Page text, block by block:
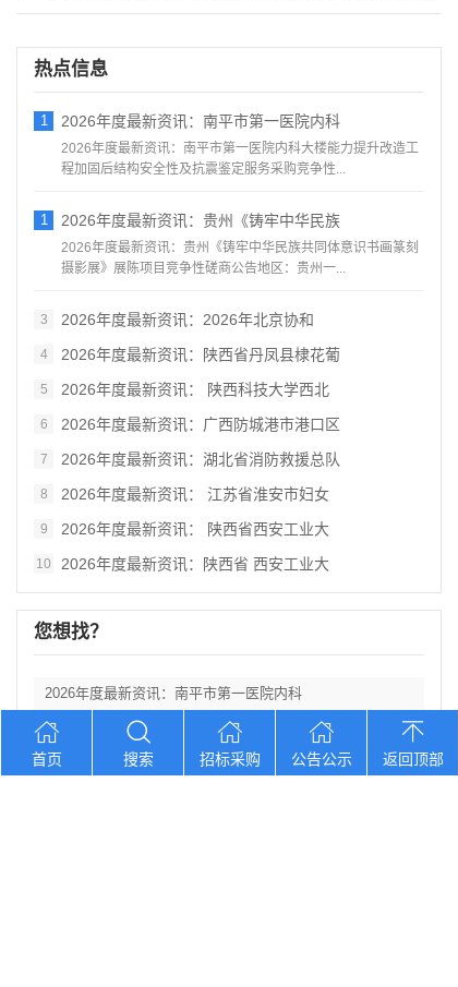
热点信息
1 2026年度最新资讯：南平市第一医院内科
2026年度最新资讯：南平市第一医院内科大楼能力提升改造工
程加固后结构安全性及抗震鉴定服务采购竞争性...
1 2026年度最新资讯：贵州《铸牢中华民族
2026年度最新资讯：贵州《铸牢中华民族共同体意识书画篆刻
摄影展》展陈项目竞争性磋商公告地区：贵州一...
3 2026年度最新资讯：2026年北京协和
4 2026年度最新资讯：陕西省丹凤县棣花葡
5 2026年度最新资讯： 陕西科技大学西北
6 2026年度最新资讯：广西防城港市港口区
7 2026年度最新资讯：湖北省消防救援总队
8 2026年度最新资讯： 江苏省淮安市妇女
9 2026年度最新资讯： 陕西省西安工业大
10 2026年度最新资讯：陕西省 西安工业大
您想找？
2026年度最新资讯：南平市第一医院内科
2026年度最新资讯：贵州《铸牢中华民族
2026年度最新资讯：2026年北京协和
首页 搜索 招标采购 公告公示 返回顶部